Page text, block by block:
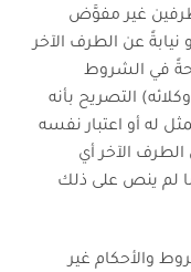
غير مفوَّض
عن الطرف الآخر
في الشروط
التصريح بأنه
له أو اعتبار نفسه
الآخر أي
ما لم ينص على ذلك
والأحكام غير